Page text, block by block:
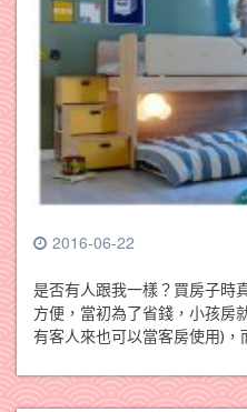
2016-06-22
是否有人跟我一樣？買房子時
方便，當初為了省錢，小孩房
有客人來也可以當客房使用)，